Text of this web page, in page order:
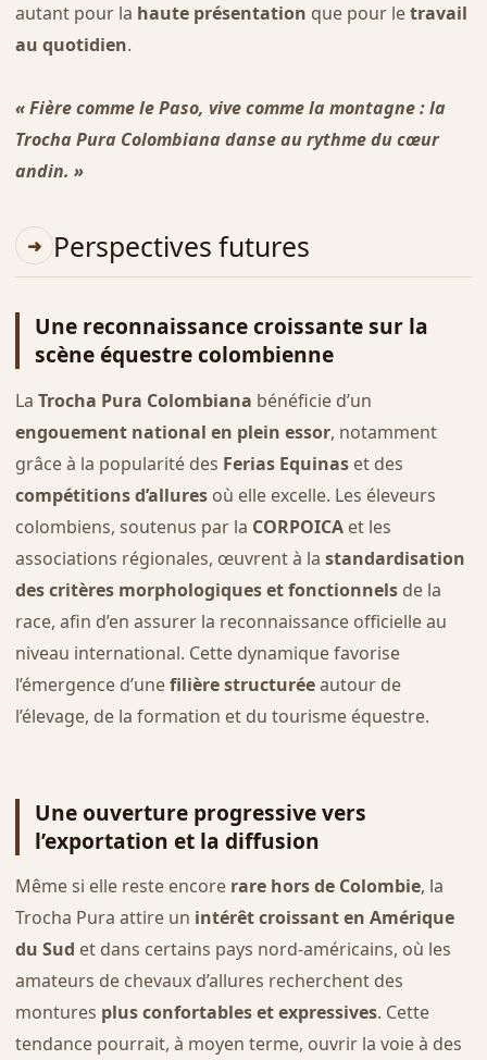
autant pour la haute présentation que pour letravail
au quotidien.
« Fière comme le Paso, vive comme la montagne : la
Trocha Pura Colombiana danse au rythme du cœur
andin. »
Perspectives futures
Une reconnaissance croissante sur la
scène équestre colombienne
La Trocha Pura Colombiana bénéficie d’un
engouement national en plein essor, notamment
grâce à la popularité des Ferias Equinaset des
compétitions d’alluresoù elle excelle. Les éleveurs
colombiens, soutenus par la CORPOICAet les
associations régionales, œuvrent à la standardisation
des critères morphologiques et fonctionnelsde la
race, afin d’en assurer la reconnaissance officielle au
niveau international. Cette dynamique favorise
l’émergence d’unefilière structuréeautour de
l’élevage, de la formation et du tourisme équestre.
Une ouverture progressive vers
l’exportation et la diffusion
Même si elle reste encore rare hors de Colombie, la
Trocha Pura attire un intérêt croissant en Amérique
du Sud et dans certains pays nord-américains, où les
amateurs de chevaux d’allures recherchent des
montures plus confortables et expressives. Cette
tendance pourrait, à moyen terme, ouvrir la voie à des